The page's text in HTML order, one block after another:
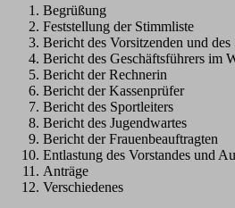
Begrüßung
Feststellung der Stimmliste
Bericht des Vorsitzenden und
Bericht des Geschäftsführers im
Bericht der Rechnerin
Bericht der Kassenprüfer
Bericht des Sportleiters
Bericht des Jugendwartes
Bericht der Frauenbeauftragten
Entlastung des Vorstandes und
Anträge
Verschiedenes